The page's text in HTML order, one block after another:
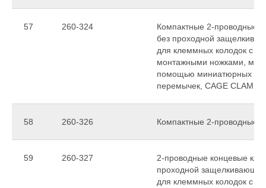
57 260-324
Компактные 2-проводные
без проходной
для клеммных колодок с
монтажными ножками,
помощью миниатюрных
перемычек, CAGE CLAMP
58 260-326 Компактные 2-проводные
59 260-327
2-проводные концевые
проходной
для клеммных колодок с